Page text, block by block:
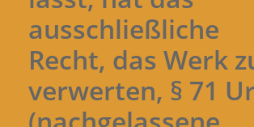
ausschließliche
Recht, das Werk
verwerten, § 71